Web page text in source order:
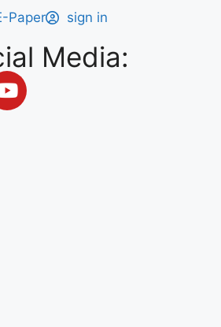
Paper sign in
Media: